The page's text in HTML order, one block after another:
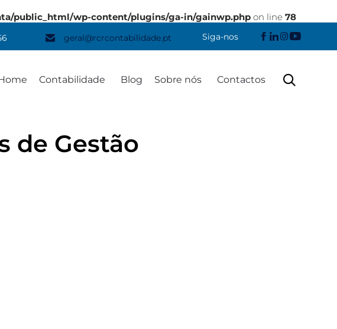
public_html/wp-content/plugins/ga-in/gainwp.php on line 78
geral@rcrcontabilidade.pt Siga-nos
Contabilidade Blog Sobre nós Contactos 
de Gestão